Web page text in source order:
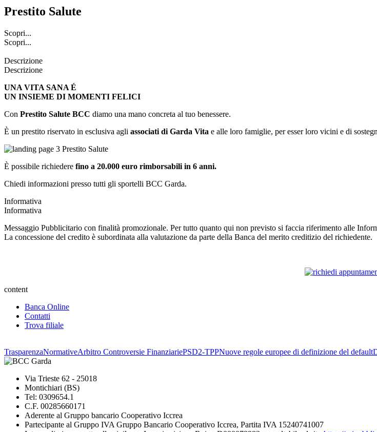
Prestito Salute
Scopri...
Scopri...
Descrizione
Descrizione
UNA VITA SANA É
UN INSIEME DI MOMENTI FELICI
Con Prestito Salute BCC diamo una mano concreta al tuo benessere.
È un prestito riservato in esclusiva agli associati di Garda Vita e alle loro famiglie, per esser loro vicini e di
È possibile richiedere fino a 20.000 euro rimborsabili in 6 anni.
Chiedi informazioni presso tutti gli sportelli BCC Garda.
Informativa
Informativa
Messaggio Pubblicitario con finalità promozionale. Per tutto quanto qui non previsto si faccia riferimento alle
La concessione del credito è subordinata alla valutazione da parte della Banca del merito creditizio del richiedente.
content
Banca Online
Contatti
Trova filiale
TrasparenzaNormativeArbitro Controversie FinanziariePSD2-TPPNuove regole europee di definizione del default
Via Trieste 62 - 25018
Montichiari (BS)
Tel: 0309654.1
C.F. 00285660171
Aderente al Gruppo bancario Cooperativo Iccrea
Partecipante al Gruppo IVA Gruppo Bancario Cooperativo Iccrea, Partita IVA 15240741007